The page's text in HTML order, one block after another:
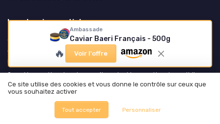
Ambassade
Caviar Baeri Français - 500g
🔥 Voir l'offre
Les derniers articles
Quand Barnabé aime le café : lifestyle, food et art de vivre responsable
Tarifs douaniers américains : les exportateurs food français ont un plan
B, mais il exige de repenser le mix géographique
Quand les gouttes de poivrons réinventent les recettes du quotidien
Test Foie Gras d’Oie Entier Relais Gourmet : le coffret qui fait sérieux
pour les fêtes
Test Théière japonaise en fonte Iwachu : petite, lourde, efficace pour un
Ce site utilise des cookies et vous donne le contrôle sur ceux que
vous souhaitez activer
Tout accepter Personnaliser